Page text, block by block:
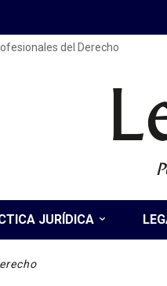
del Derecho
JURÍDICA